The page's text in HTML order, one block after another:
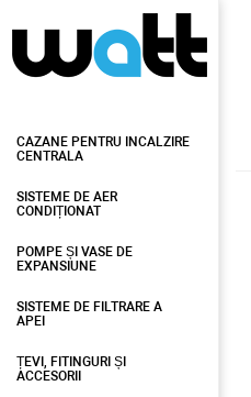
CAZANE PENTRU INCALZIRE
CENTRALA
SISTEME DE AER
CONDIȚIONAT
POMPE ȘI VASE DE
EXPANSIUNE
SISTEME DE FILTRARE A
APEI
ȚEVI, FITINGURI ȘI
ACCESORII